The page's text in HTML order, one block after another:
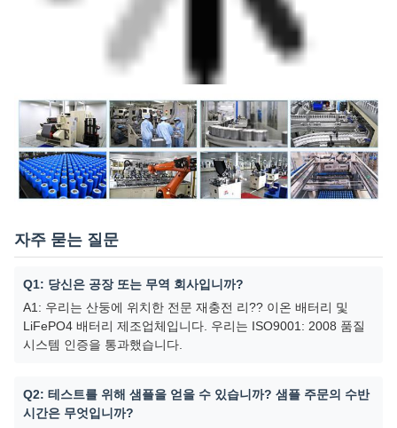
자주 묻는 질문
Q1: 당신은 공장 또는 무역 회사입니까?
A1: 우리는 산둥에 위치한 전문 재충전 리?? 이온 배터리 및
LiFePO4 배터리 제조업체입니다. 우리는 ISO9001: 2008 품질
시스템 인증을 통과했습니다.
Q2: 테스트를 위해 샘플을 얻을 수 있습니까? 샘플 주문의 수반
시간은 무엇입니까?